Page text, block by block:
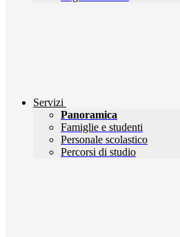
Servizi
Panoramica
Famiglie e studenti
Personale scolastico
Percorsi di studio